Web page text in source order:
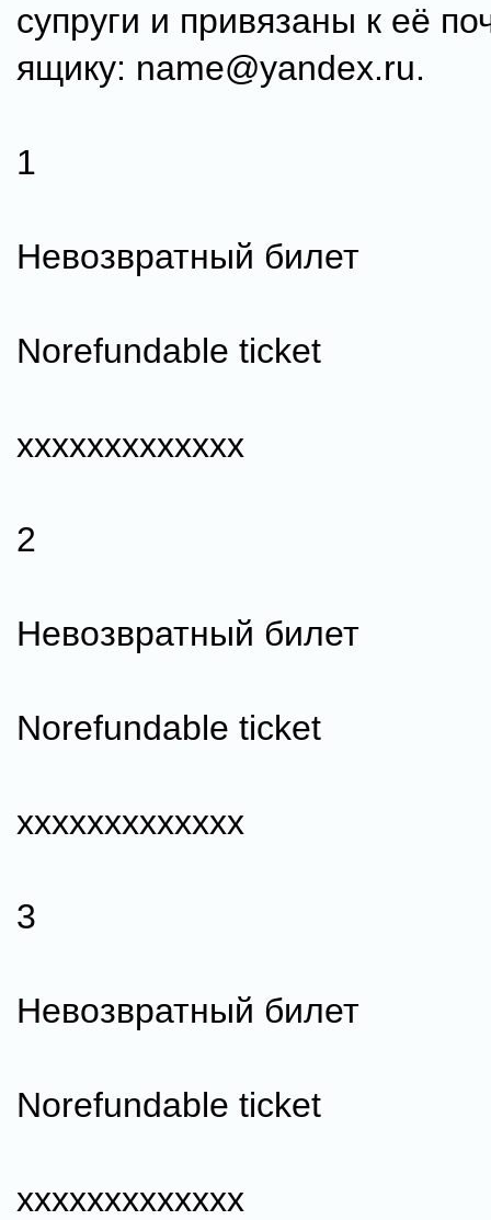
супруги и привязаны к её
ящику: namе@yandex.ru.
1
Невозвратный билет
Norefundable ticket
ххххххххххххх
2
Невозвратный билет
Norefundable ticket
ххххххххххххх
3
Невозвратный билет
Norefundable ticket
ххххххххххххх